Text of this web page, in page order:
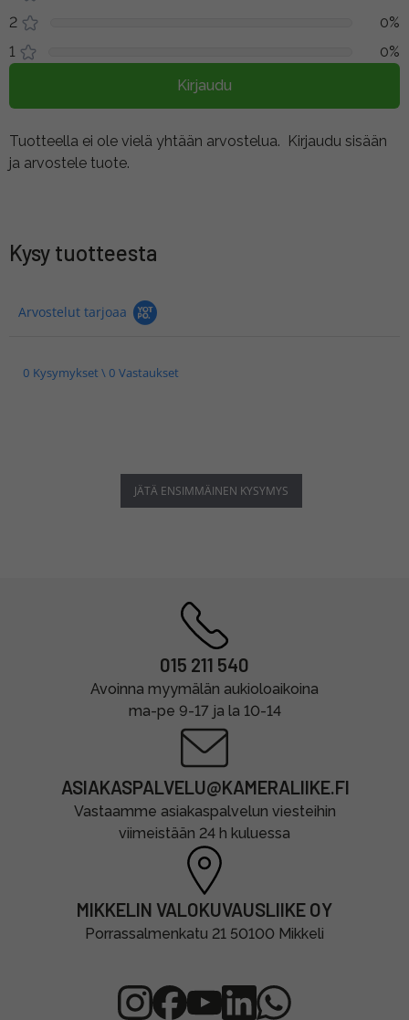
2
0%
1
0%
Kirjaudu
Tuotteella ei ole vielä yhtään arvostelua. Kirjaudu sisään
ja arvostele tuote.
Kysy tuotteesta
Arvostelut tarjoaa
0 Kysymykset \ 0 Vastaukset
JÄTÄ ENSIMMÄINEN KYSYMYS
015 211 540
Avoinna myymälän aukioloaikoina
ma-pe 9-17 ja la 10-14
ASIAKASPALVELU@KAMERALIIKE.FI
Vastaamme asiakaspalvelun viesteihin
viimeistään 24 h kuluessa
MIKKELIN VALOKUVAUSLIIKE OY
Porrassalmenkatu 21 50100 Mikkeli